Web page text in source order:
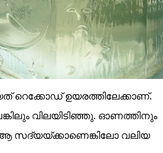
റെക്കോഡ് ഉയരത്തിലേക്കാണ്.
വിലയിടിഞ്ഞു. ഓണത്തിനും
സദ്യയ്ക്കാണെങ്കിലോ വലിയ